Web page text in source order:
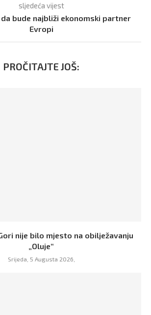
sljedeća vijest
da bude najbliži ekonomski partner
Evropi
PROČITAJTE JOŠ:
nije bilo mjesto na obilježavanju
„Oluje“
Srijeda, 5 Augusta 2026,